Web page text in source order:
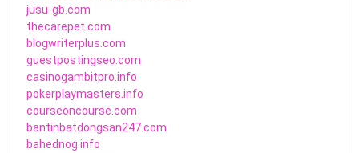
jusu-gb.com
thecarepet.com
blogwriterplus.com
guestpostingseo.com
casinogambitpro.info
pokerplaymasters.info
courseoncourse.com
bantinbatdongsan247.com
bahednog.info